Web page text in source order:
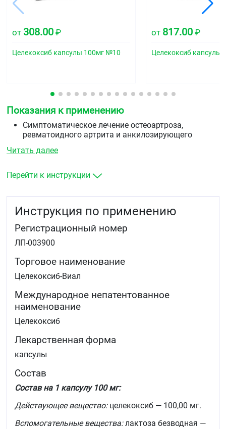
от 308.00 ₽
Целекоксиб капсулы 100мг №10
от 817.00 ₽
Целекоксиб капсулы
Показания к применению
Симптоматическое лечение остеоартроза,
ревматоидного артрита и анкилозирующего
Болевой синдром (боли в спине, костно-мышечные,
Лечение первичной дисменореи.
использования, на прогрессирование заболевания не
Читать далее
Перейти к инструкции
Инструкция по применению
Регистрационный номер
ЛП-003900
Торговое наименование
Целекоксиб-Виал
Международное непатентованное
наименование
Целекоксиб
Лекарственная форма
капсулы
Состав
Состав на 1 капсулу 100 мг:
Действующее вещество:целекоксиб — 100,00 мг.
Вспомогательные вещества:лактоза безводная —